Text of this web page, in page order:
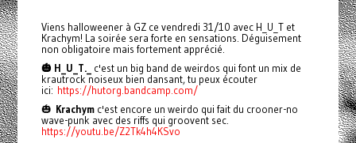
Viens halloweener à GZ ce vendredi 31/10 avec H_U_T et
Krachym! La soirée sera forte en sensations. Déguisement
non obligatoire mais fortement apprécié.
🎃 H_U_T._
c'est un big band de weirdos qui font un mix de
krautrock noiseux bien dansant, tu peux écouter
ici: https://hutorg.bandcamp.com/
🎃 Krachymc'est encore un weirdo qui fait du crooner-no
wave-punk avec des riffs qui groovent sec.
https://youtu.be/Z2Tk4h4KSvo